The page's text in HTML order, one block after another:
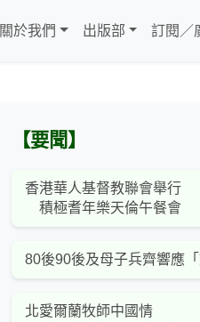
關於我們 出版部 訂閱／
【要聞】
香港華人基督教聯會舉行
積極耆年樂天倫午餐會
80後90後及母子兵齊響應「
北愛爾蘭牧師中國情